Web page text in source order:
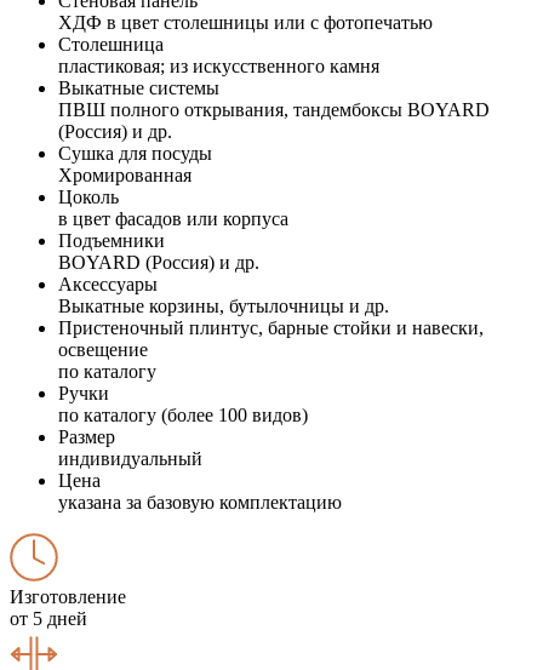
ХДФ в цвет столешницы или с фотопечатью
Столешница
пластиковая; из искусственного камня
Выкатные системы
ПВШ полного открывания, тандембоксы BOYARD
(Россия) и др.
Сушка для посуды
Хромированная
Цоколь
в цвет фасадов или корпуса
Подъемники
BOYARD (Россия) и др.
Аксессуары
Выкатные корзины, бутылочницы и др.
Пристеночный плинтус, барные стойки и навески,
освещение
по каталогу
Ручки
по каталогу (более 100 видов)
Размер
индивидуальный
Цена
указана за базовую комплектацию
Изготовление
от 5 дней